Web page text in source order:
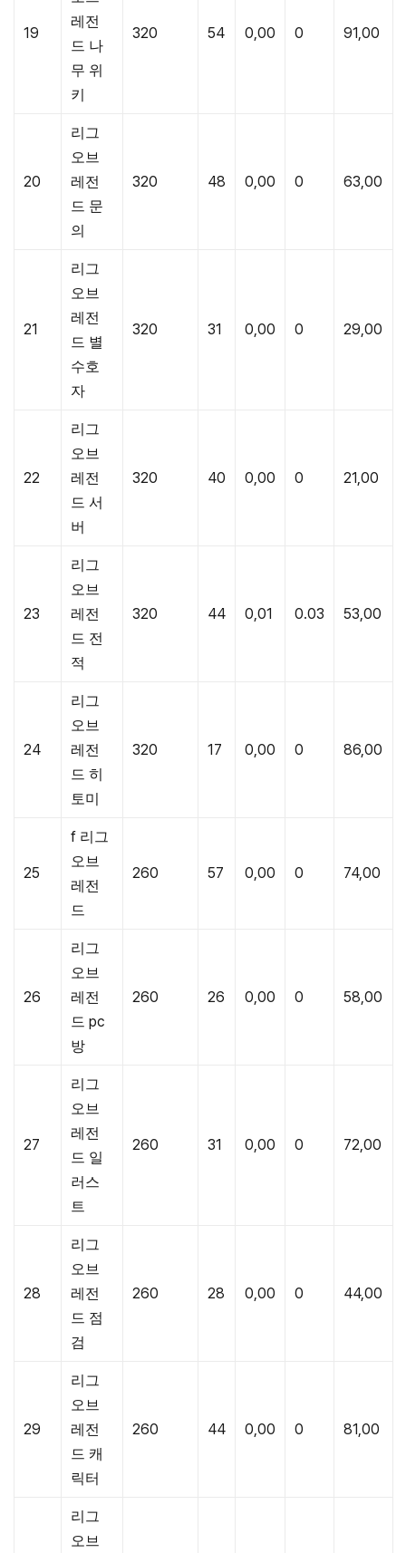
19
레전
드 나
무 위
키
320 54 0,00 0 91,00
20
리그
오브
레전
드 문
의
320 48 0,00 0 63,00
21
리그
오브
레전
드 별
수호
자
320 31 0,00 0 29,00
22
리그
오브
레전
드 서
버
320 40 0,00 0 21,00
23
리그
오브
레전
드 전
적
320 44 0,01 0.03 53,00
24
리그
오브
레전
드 히
토미
320 17 0,00 0 86,00
25
f 리그
오브
레전
드
260 57 0,00 0 74,00
26
리그
오브
레전
드 pc
방
260 26 0,00 0 58,00
27
리그
오브
레전
드 일
러스
트
260 31 0,00 0 72,00
28
리그
오브
레전
드 점
검
260 28 0,00 0 44,00
29
리그
오브
레전
드 캐
릭터
260 44 0,00 0 81,00
리그
오브